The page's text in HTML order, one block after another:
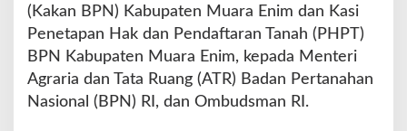
k
e
e
n
t
(Kakan BPN) Kabupaten Muara Enim dan Kasi
Penetapan Hak dan Pendaftaran Tanah (PHPT)
BPN Kabupaten Muara Enim, kepada Menteri
Agraria dan Tata Ruang (ATR) Badan Pertanahan
Nasional (BPN) RI, dan Ombudsman RI.